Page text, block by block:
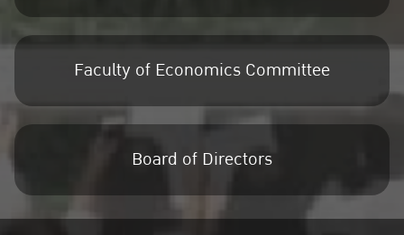
Faculty of Economics Committee
Board of Directors